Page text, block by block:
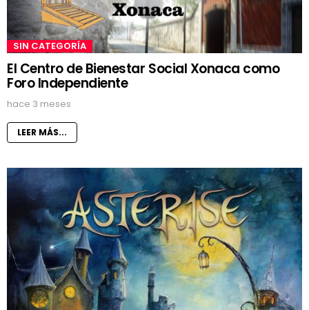
SIN CATEGORÍA
El Centro de Bienestar Social Xonaca como
Foro Independiente
hace 3 meses
LEER MÁS...